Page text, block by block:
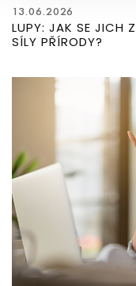
13.06.2026
LUPY: JAK SE JICH
SÍLY PŘÍRODY?